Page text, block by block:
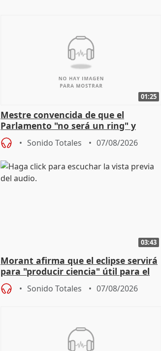
01:25
Mestre convencida de que el
Parlamento "no será un ring" y
defiende "estabilidad" del pacto con
Vox
Sonido Totales 07/08/2026
03:43
Morant afirma que el eclipse servirá
para "producir ciencia" útil para el
resto del mundo
Sonido Totales 07/08/2026